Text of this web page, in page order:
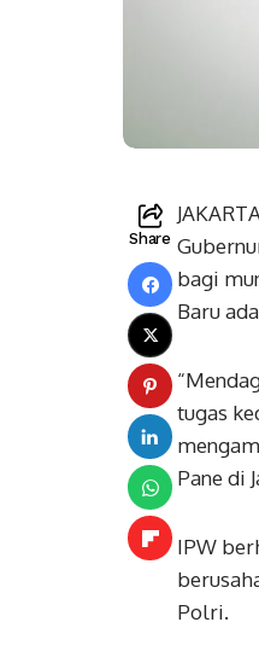
Share
bagi
Baru
tugas
Pane di
IPW
Polri.